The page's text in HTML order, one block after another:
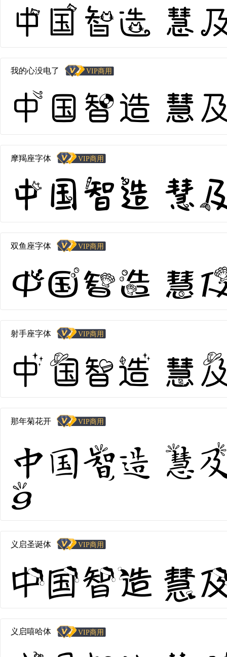
中国智造 慧
我的心没电了
中国智造 慧
摩羯座字体
中国智造 慧
双鱼座字体
中国智造 慧
射手座字体
中国智造 慧
那年菊花开
中国智造 慧
9
义启圣诞体
中国智造 慧
义启嘻哈体